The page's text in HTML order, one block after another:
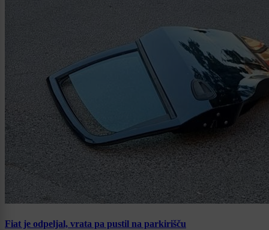
Fiat je odpeljal, vrata pa pustil na parkirišču